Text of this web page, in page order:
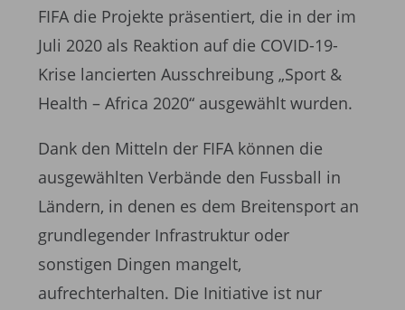
FIFA die Projekte präsentiert, die in der im
Juli 2020 als Reaktion auf die COVID-19-
Krise lancierten Ausschreibung „Sport &
Health – Africa 2020“ ausgewählt wurden.
Dank den Mitteln der FIFA können die
ausgewählten Verbände den Fussball in
Ländern, in denen es dem Breitensport an
grundlegender Infrastruktur oder
sonstigen Dingen mangelt,
aufrechterhalten. Die Initiative ist nur